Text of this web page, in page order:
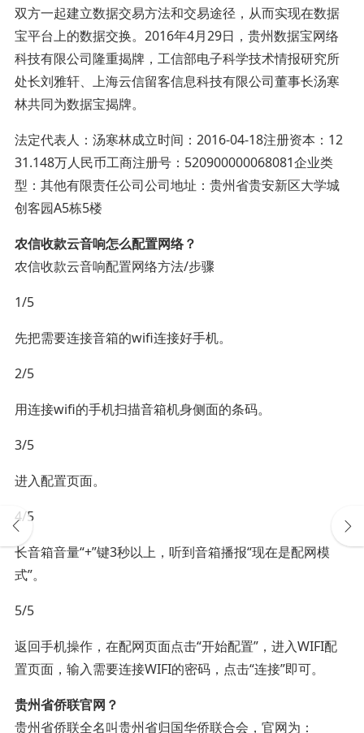
双方一起建立数据交易方法和交易途径，从而实现在数据
宝平台上的数据交换。2016年4月29日，贵州数据宝网络
科技有限公司隆重揭牌，工信部电子科学技术情报研究所
处长刘雅轩、上海云信留客信息科技有限公司董事长汤寒
林共同为数据宝揭牌。
法定代表人：汤寒林成立时间：2016-04-18注册资本：12
31.148万人民币工商注册号：520900000068081企业类
型：其他有限责任公司公司地址：贵州省贵安新区大学城
创客园A5栋5楼
农信收款云音响怎么配置网络？
农信收款云音响配置网络方法/步骤
1/5
先把需要连接音箱的wifi连接好手机。
2/5
用连接wifi的手机扫描音箱机身侧面的条码。
3/5
进入配置页面。
4/5
长音箱音量“+”键3秒以上，听到音箱播报“现在是配网模
式”。
5/5
返回手机操作，在配网页面点击“开始配置”，进入WIFI配
置页面，输入需要连接WIFI的密码，点击“连接”即可。
贵州省侨联官网？
贵州省侨联全名叫贵州省归国华侨联合会，官网为：